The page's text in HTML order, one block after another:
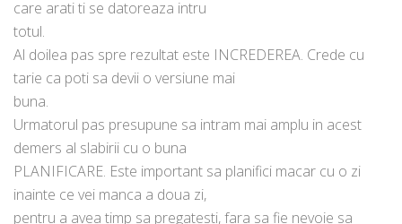
care arati ti se datoreaza intru
totul.
Al doilea pas spre rezultat este INCREDEREA. Crede cu
tarie ca poti sa devii o versiune mai
buna.
Urmatorul pas presupune sa intram mai amplu in acest
demers al slabirii cu o buna
PLANIFICARE. Este important sa planifici macar cu o zi
inainte ce vei manca a doua zi,
pentru a avea timp sa pregatesti, fara sa fie nevoie sa